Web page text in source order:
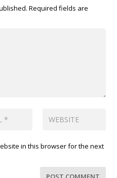
Required fields are
in this browser for the next